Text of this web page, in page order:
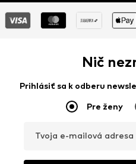
Nič
Prihlásiť sa k odberu
Pre ženy
Tvoja e-mailová adresa